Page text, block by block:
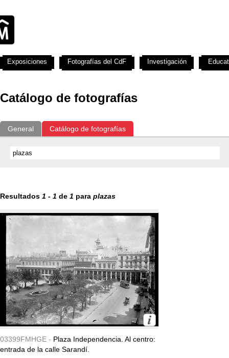
Catálogo de fotografías
General Catálogo de fotografías
Resultados 1 - 1 de 1 para plazas
03399FMHGE - Plaza Independencia. Al centro:
entrada de la calle Sarandí.
Exposiciones Fotografías del CdF Investigación